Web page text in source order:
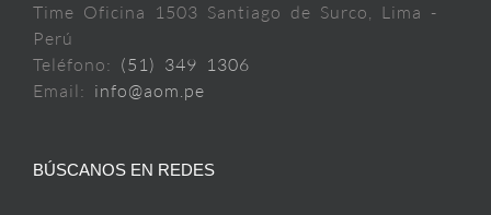
Time Oficina 1503 Santiago de Surco, Lima -
Perú
Teléfono: (51) 349 1306
Email: info@aom.pe
BÚSCANOS EN REDES